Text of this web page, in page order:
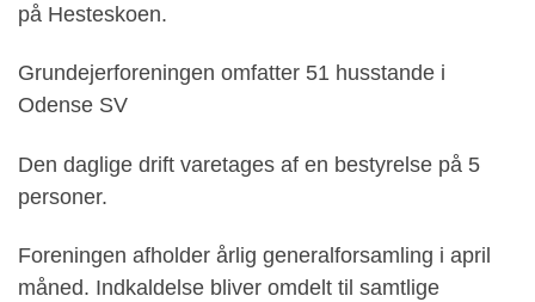
på Hesteskoen.
Grundejerforeningen omfatter 51 husstande i
Odense SV
Den daglige drift varetages af en bestyrelse på 5
personer.
Foreningen afholder årlig generalforsamling i april
måned. Indkaldelse bliver omdelt til samtlige